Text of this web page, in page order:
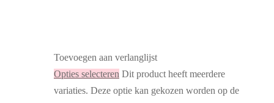
Toevoegen aan verlanglijst
Opties selecteren Dit product heeft meerdere
variaties. Deze optie kan gekozen worden op de